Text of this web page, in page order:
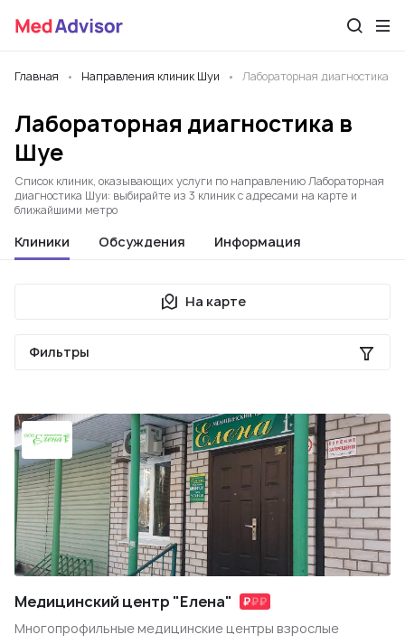
Главная Направления клиник Шуи Лабораторная диагностика
Лабораторная диагностика в
Шуе
Список клиник, оказывающих услуги по направлению Лабораторная
диагностика Шуи: выбирайте из 3 клиник с адресами на карте и
ближайшими метро
Клиники Обсуждения Информация
На карте
Фильтры
Медицинский центр "Елена"
Многопрофильные медицинские центры взрослые